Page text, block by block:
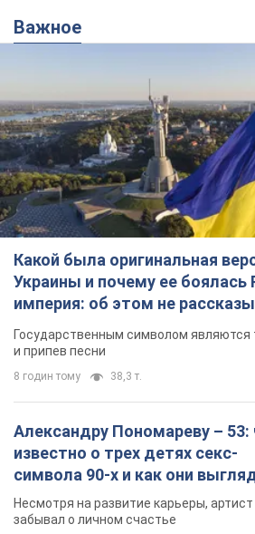
Важное
Какой была оригинальная
Украины и почему ее боялась
империя: об этом не
Государственным символом являются
и припев песни
8 годин тому 38,3 т.
Александру Пономареву – 53:
известно о трех детях секс-
символа 90-х и как они
Несмотря на развитие карьеры, артист
забывал о личном счастье